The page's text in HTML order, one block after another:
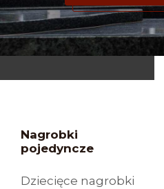
Nagrobki
pojedyncze
Dziecięce nagrobki